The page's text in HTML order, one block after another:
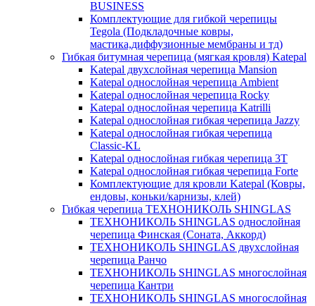
BUSINESS
Комплектующие для гибкой черепицы
Tegola (Подкладочные ковры,
мастика,диффузионные мембраны и тд)
Гибкая битумная черепица (мягкая кровля) Katepal
Katepal двухслойная черепица Mansion
Katepal однослойная черепица Ambient
Katepal однослойная черепица Rocky
Katepal однослойная черепица Katrilli
Katepal однослойная гибкая черепица Jazzy
Katepal однослойная гибкая черепица
Classic-KL
Katepal однослойная гибкая черепица 3T
Katepal однослойная гибкая черепица Forte
Комплектующие для кровли Katepal (Ковры,
ендовы, коньки/карнизы, клей)
Гибкая черепица ТЕХНОНИКОЛЬ SHINGLAS
ТЕХНОНИКОЛЬ SHINGLAS однослойная
черепица Финская (Соната, Аккорд)
ТЕХНОНИКОЛЬ SHINGLAS двухслойная
черепица Ранчо
ТЕХНОНИКОЛЬ SHINGLAS многослойная
черепица Кантри
ТЕХНОНИКОЛЬ SHINGLAS многослойная